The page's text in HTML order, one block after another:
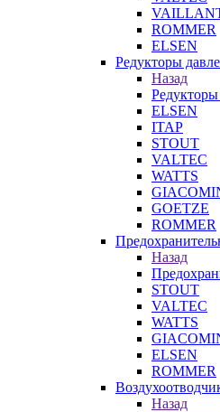
ROMMER
ELSEN
Редукторы
Назад
ELSEN
ITAP
STOUT
VALTEC
WATTS
GOETZE
ROMMER
Назад
STOUT
VALTEC
WATTS
ELSEN
ROMMER
Назад